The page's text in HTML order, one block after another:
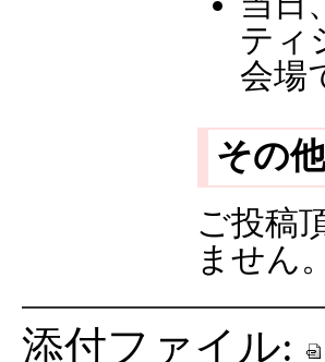
ティ
会場
その
ご投稿
ません。
添付ファイル: